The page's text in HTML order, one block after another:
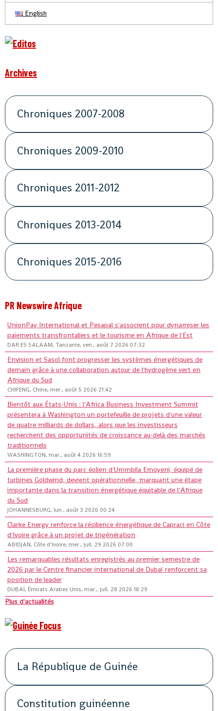
English
Archives
Chroniques 2007-2008
Chroniques 2009-2010
Chroniques 2011-2012
Chroniques 2013-2014
Chroniques 2015-2016
PR Newswire Afrique
UnionPay International et Pesapal s'associent pour dynamiser les
paiements transfrontaliers et le tourisme en Afrique de l'Est
DAR ES SALAAM, Tanzanie, ven., août 7 2026 07:32
Envision et Sasol font progresser les systèmes énergétiques de
demain grâce à une collaboration autour de l'hydrogène vert en
Afrique du Sud
CHIFENG, Chine, mer., août 5 2026 21:42
Bientôt aux États-Unis : l'Africa Business Investment Summit
présentera à Washington un portefeuille de projets d'une valeur
de quatre milliards de dollars, alors que les investisseurs
recherchent des opportunités de croissance au-delà des marchés
traditionnels
WASHINGTON, mar., août 4 2026 16:59
La première phase du parc éolien d'Ummbila Emoyeni, équipé de
turbines Goldwind, devient opérationnelle, marquant une étape
importante dans la transition énergétique équitable de l'Afrique
du Sud
JOHANNESBURG, lun., août 3 2026 00:24
Clarke Energy renforce la résilience énergétique de Capraci en Côte
d'Ivoire grâce à un projet de trigénération
ABIDJAN, Côte d'Ivoire, mer., juil. 29 2026 07:00
Les remarquables résultats enregistrés au premier semestre de
2026 par le Centre financier international de Dubaï renforcent sa
position de leader
DUBAÏ, Émirats Arabes Unis, mar., juil. 28 2026 18:29
Plus d'actualités
La République de Guinée
Constitution guinéenne